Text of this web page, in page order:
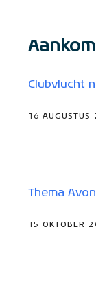
Clubvlucht
16 AUGUSTUS
Thema
15 OKTOBER